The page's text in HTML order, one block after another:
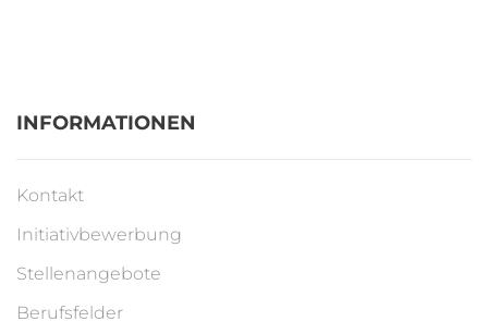
INFORMATIONEN
Kontakt
Initiativbewerbung
Stellenangebote
Berufsfelder